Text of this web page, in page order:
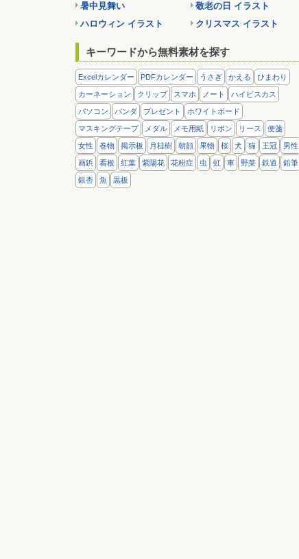
暑中見舞い
敬老の日 イラスト
ハロウィン イラスト
クリスマス イラスト
キーワードから無料素材を探す
Excelカレンダー PDFカレンダー うさぎ かえる ひまわり
カーネーション クリップ スマホ ノート ハイビスカス
パソコン パンダ プレゼント ホワイトボード
マスキングテープ メダル メモ用紙 リボン リース 便箋
女性 巻物 掲示板 月桂樹 朝顔 果物 桜 犬 猫 王冠 男性
画鋲 看板 紅葉 紫陽花 花粉症 虫 虹 車 野菜 鉄道 鉛筆
銀杏 魚 黒板